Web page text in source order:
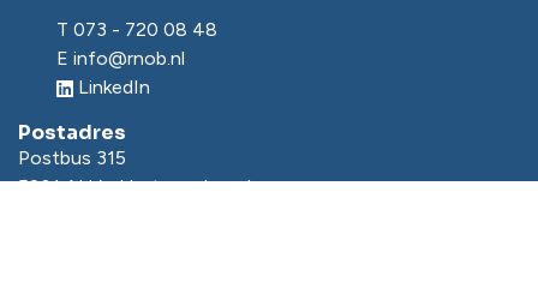
T 073 - 720 08 48
E info@rnob.nl
LinkedIn
Postadres
Postbus 315
5201 AH ’s-Hertogenbosch